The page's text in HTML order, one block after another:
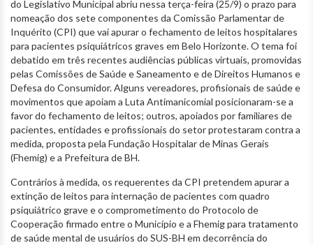
do Legislativo Municipal abriu nessa terça-feira (25/9) o prazo para
nomeação dos sete componentes da Comissão Parlamentar de
Inquérito (CPI) que vai apurar o fechamento de leitos hospitalares
para pacientes psiquiátricos graves em Belo Horizonte. O tema foi
debatido em três recentes audiências públicas virtuais, promovidas
pelas Comissões de Saúde e Saneamento e de Direitos Humanos e
Defesa do Consumidor. Alguns vereadores, profisionais de saúde e
movimentos que apoiam a Luta Antimanicomial posicionaram-se a
favor do fechamento de leitos; outros, apoiados por familiares de
pacientes, entidades e profissionais do setor protestaram contra a
medida, proposta pela Fundação Hospitalar de Minas Gerais
(Fhemig) e a Prefeitura de BH.
Contrários à medida, os requerentes da CPI pretendem apurar a
extinção de leitos para internação de pacientes com quadro
psiquiátrico grave e o comprometimento do Protocolo de
Cooperação firmado entre o Município e a Fhemig para tratamento
de saúde mental de usuários do SUS-BH em decorrência do